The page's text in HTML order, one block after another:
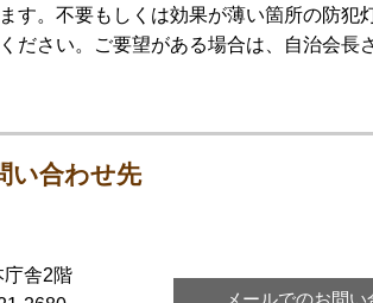
す。不要もしくは効果が薄い箇所の防犯
ださい。ご要望がある場合は、自治会長
い合わせ先
舎2階
メールでのお問